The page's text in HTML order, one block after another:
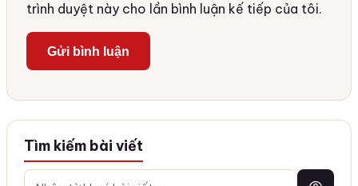
trình duyệt này cho lần bình luận kế tiếp của tôi.
Tìm kiếm bài viết